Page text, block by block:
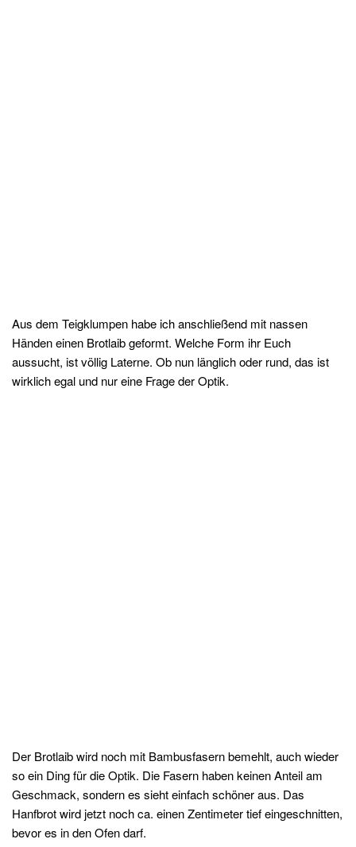
Aus dem Teigklumpen habe ich anschließend mit nassen
Händen einen Brotlaib geformt. Welche Form ihr Euch
aussucht, ist völlig Laterne. Ob nun länglich oder rund, das ist
wirklich egal und nur eine Frage der Optik.
Der Brotlaib wird noch mit Bambusfasern bemehlt, auch wieder
so ein Ding für die Optik. Die Fasern haben keinen Anteil am
Geschmack, sondern es sieht einfach schöner aus. Das
Hanfbrot wird jetzt noch ca. einen Zentimeter tief eingeschnitten,
bevor es in den Ofen darf.